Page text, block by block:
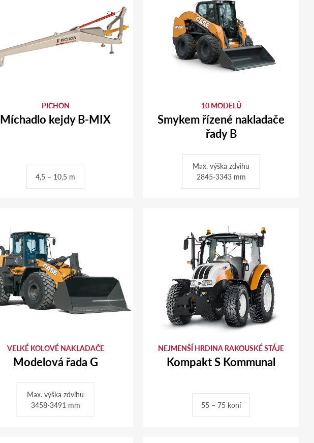
PICHON
Míchadlo kejdy B-MIX
4,5 – 10,5 m
10 MODELŮ
Smykem řízené nakladače
řady B
Max. výška zdvihu
2845-3343 mm
VELKÉ KOLOVÉ NAKLADAČE
Modelová řada G
Max. výška zdvihu
3458-3491 mm
NEJMENŠÍ HRDINA RAKOUSKÉ STÁJE
Kompakt S Kommunal
55 – 75 koní